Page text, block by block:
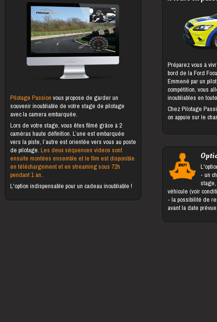
Pilotage Passionvous propose de garder un
souvenir inoubliable de votre stage de pilotage
avec la camera embarquée.
Lors de votre stage, vous êtes filmé grâce à 2
caméras haute définition. L’une est embarquée
vers la piste, l’autre est orientée vers vous au poste
de pilotage.Les deux séquences videos sont
ensuite montées ensemble et le film est disponible
en téléchargement et en streaming sous 72h
pendant 1 an..
L'option indispensable pour un cadeau inoubliable !
Préparez vous à
bord de la Ford
Emmené par un
compétition, vous
inoubliables en
Chez Pilotage
on appuie sur le
- un changement du bénéficiaire du
véhicule (voir
- la possibilité de reporter le stage jusqu'à 5 jours
avant la date